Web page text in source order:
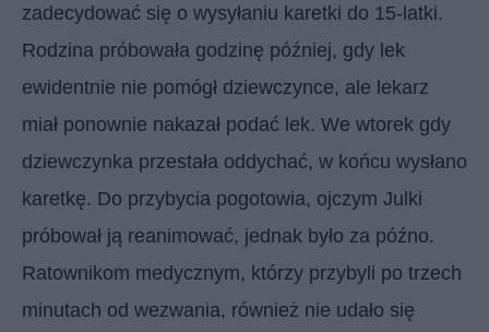
zadecydować się o wysyłaniu karetki do 15-latki.
Rodzina próbowała godzinę później, gdy lek
ewidentnie nie pomógł dziewczynce, ale lekarz
miał ponownie nakazał podać lek. We wtorek gdy
dziewczynka przestała oddychać, w końcu wysłano
karetkę. Do przybycia pogotowia, ojczym Julki
próbował ją reanimować, jednak było za późno.
Ratownikom medycznym, którzy przybyli po trzech
minutach od wezwania, również nie udało się